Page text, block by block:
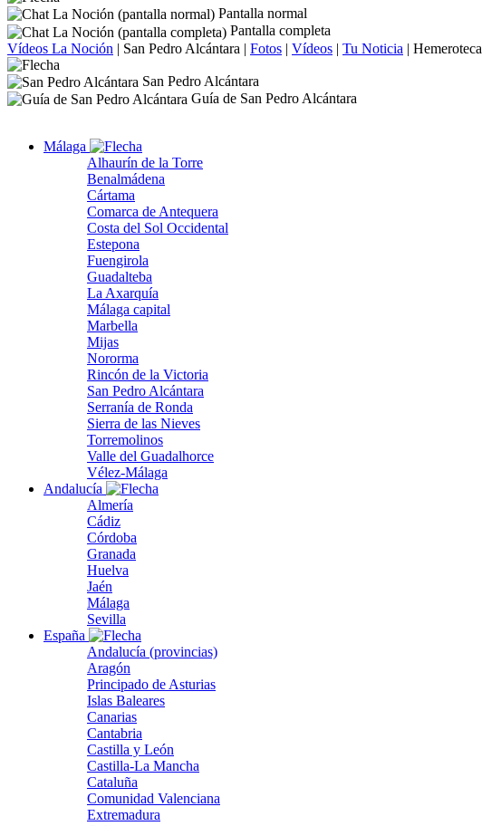
Pantalla normal
Pantalla completa
Vídeos La Noción | San Pedro Alcántara | Fotos | Vídeos | Tu Noticia | Hemeroteca
San Pedro Alcántara
Guía de San Pedro Alcántara
Málaga
Alhaurín de la Torre
Benalmádena
Cártama
Comarca de Antequera
Costa del Sol Occidental
Estepona
Fuengirola
Guadalteba
La Axarquía
Málaga capital
Marbella
Mijas
Nororma
Rincón de la Victoria
San Pedro Alcántara
Serranía de Ronda
Sierra de las Nieves
Torremolinos
Valle del Guadalhorce
Vélez-Málaga
Andalucía
Almería
Cádiz
Córdoba
Granada
Huelva
Jaén
Málaga
Sevilla
España
Andalucía (provincias)
Aragón
Principado de Asturias
Islas Baleares
Canarias
Cantabria
Castilla y León
Castilla-La Mancha
Cataluña
Comunidad Valenciana
Extremadura